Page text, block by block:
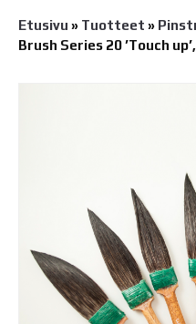
Etusivu » Tuotteet »
Brush Series 20 ’Touch